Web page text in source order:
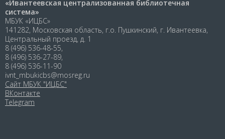
«Ивантеевская централизованная библиотечная
система»
МБУК «ИЦБС»
141282, Московская область, г.о. Пушкинский, г. Ивантеевка,
Центральный проезд, д. 1
8 (496) 536-48-55,
8 (496) 536-27-89,
8 (496) 536-11-90
ivnt_mbukicbs@mosreg.ru
Сайт МБУК "ИЦБС"
ВКонтакте
Telegram